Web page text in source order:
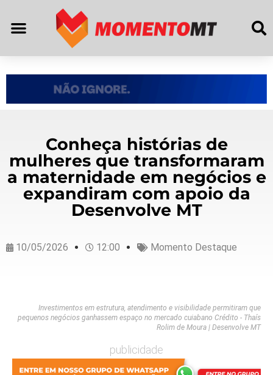
Conheça histórias de
mulheres que transformaram
a maternidade em negócios e
expandiram com apoio da
Desenvolve MT
10/05/2026 12:00 Momento Destaque
Investimentos em estrutura, atendimento e visibilidade permitiram que
pequenos negócios ganhassem espaço no mercado cuiabano Crédito - Thaís
Rolim de Moura | Desenvolve MT
publicidade